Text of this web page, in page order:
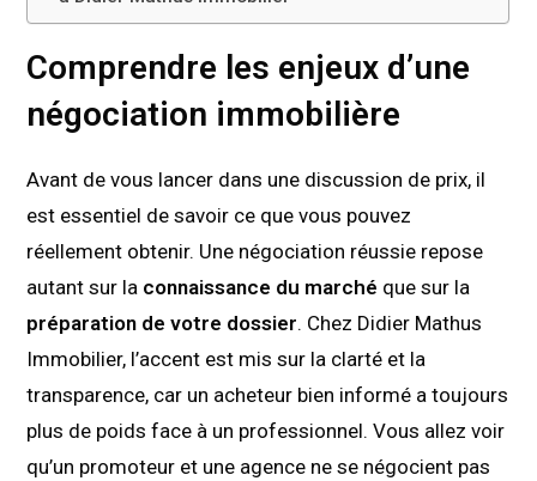
Comprendre les enjeux d’une
négociation immobilière
Avant de vous lancer dans une discussion de prix, il
est essentiel de savoir ce que vous pouvez
réellement obtenir. Une négociation réussie repose
autant sur la connaissance du marché que sur la
préparation de votre dossier. Chez Didier Mathus
Immobilier, l’accent est mis sur la clarté et la
transparence, car un acheteur bien informé a toujours
plus de poids face à un professionnel. Vous allez voir
qu’un promoteur et une agence ne se négocient pas